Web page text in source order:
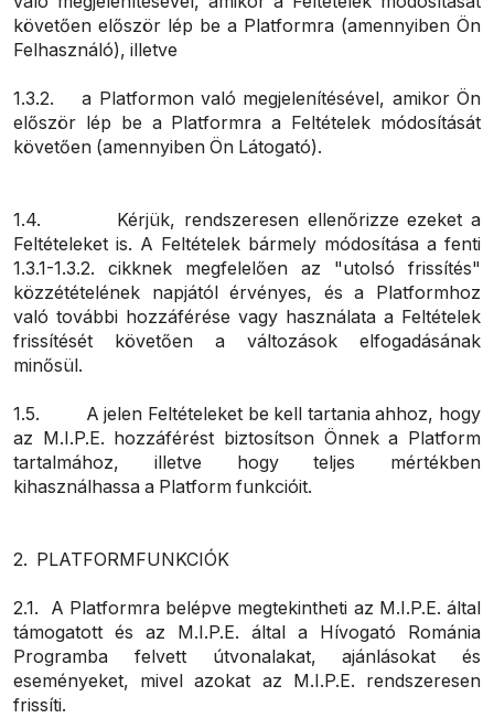
követően először lép be a Platformra (amennyiben Ön
Felhasználó), illetve
1.3.2. a Platformon való megjelenítésével, amikor Ön
először lép be a Platformra a Feltételek módosítását
követően (amennyiben Ön Látogató).
1.4. Kérjük, rendszeresen ellenőrizze ezeket a
Feltételeket is. A Feltételek bármely módosítása a fenti
1.3.1-1.3.2. cikknek megfelelően az "utolsó frissítés"
közzétételének napjától érvényes, és a Platformhoz
való további hozzáférése vagy használata a Feltételek
frissítését követően a változások elfogadásának
minősül.
1.5. A jelen Feltételeket be kell tartania ahhoz, hogy
az M.I.P.E. hozzáférést biztosítson Önnek a Platform
tartalmához, illetve hogy teljes mértékben
kihasználhassa a Platform funkcióit.
2. PLATFORMFUNKCIÓK
2.1. A Platformra belépve megtekintheti az M.I.P.E. által
támogatott és az M.I.P.E. által a Hívogató Románia
Programba felvett útvonalakat, ajánlásokat és
eseményeket, mivel azokat az M.I.P.E. rendszeresen
frissíti.